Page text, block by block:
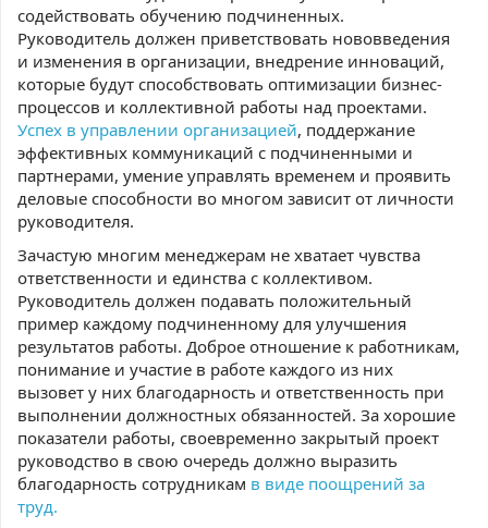
содействовать обучению подчиненных.
Руководитель должен приветствовать нововведения
и изменения в организации, внедрение инноваций,
которые будут способствовать оптимизации бизнес-
процессов и коллективной работы над проектами.
Успех в управлении организацией, поддержание
эффективных коммуникаций с подчиненными и
партнерами, умение управлять временем и проявить
деловые способности во многом зависит от личности
руководителя.
Зачастую многим менеджерам не хватает чувства
ответственности и единства с коллективом.
Руководитель должен подавать положительный
пример каждому подчиненному для улучшения
результатов работы. Доброе отношение к работникам,
понимание и участие в работе каждого из них
вызовет у них благодарность и ответственность при
выполнении должностных обязанностей. За хорошие
показатели работы, своевременно закрытый проект
руководство в свою очередь должно выразить
благодарность сотрудникам в виде поощрений за
труд.